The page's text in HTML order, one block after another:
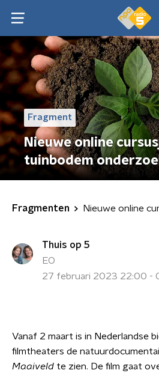
Fragment
Nieuwe online
tuinbodem
Fragmenten
Thuis op 5
EO
27 februari 2023 22:00 -
Vanaf 2 maart is in Nederlandse
filmtheaters de
Maaiveld te zien. De film gaat